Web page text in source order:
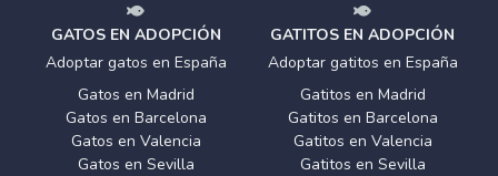
GATOS EN ADOPCIÓN
Adoptar gatos en España
Gatos en Madrid
Gatos en Barcelona
Gatos en Valencia
Gatos en Sevilla
GATITOS EN ADOPCIÓN
Adoptar gatitos en España
Gatitos en Madrid
Gatitos en Barcelona
Gatitos en Valencia
Gatitos en Sevilla